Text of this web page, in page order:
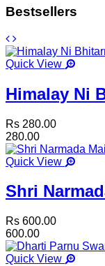
Bestsellers
Quick View
Himalay Ni
Rs 280.00
280.00
Quick View
Shri
Rs 600.00
600.00
Quick View